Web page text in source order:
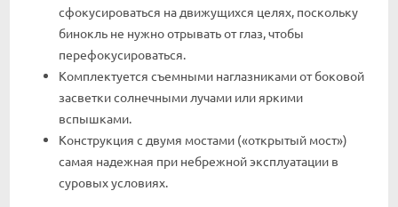
сфокусироваться на движущихся целях, поскольку
бинокль не нужно отрывать от глаз, чтобы
перефокусироваться.
Комплектуется съемными наглазниками от боковой
засветки солнечными лучами или яркими
вспышками.
Конструкция с двумя мостами («открытый мост»)
самая надежная при небрежной эксплуатации в
суровых условиях.